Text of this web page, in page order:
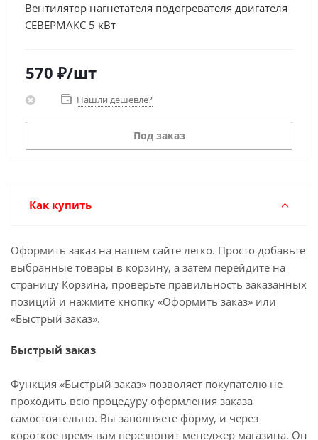
Вентилятор нагнетателя подогревателя двигателя
СЕВЕРМАКС 5 кВт
570 ₽/шт
Нашли дешевле?
Под заказ
Как купить
Оформить заказ на нашем сайте легко. Просто добавьте
выбранные товары в корзину, а затем перейдите на
страницу Корзина, проверьте правильность заказанных
позиций и нажмите кнопку «Оформить заказ» или
«Быстрый заказ».
Быстрый заказ
Функция «Быстрый заказ» позволяет покупателю не
проходить всю процедуру оформления заказа
самостоятельно. Вы заполняете форму, и через
короткое время вам перезвонит менеджер магазина. Он